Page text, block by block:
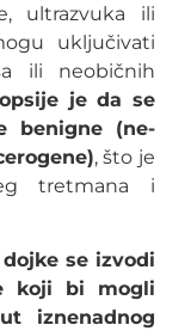
ultrazvuka ili
uključivati
ili neobičnih
je da se
benigne (ne-
, što je
tretmana i
se izvodi
koji bi mogli
iznenadnog